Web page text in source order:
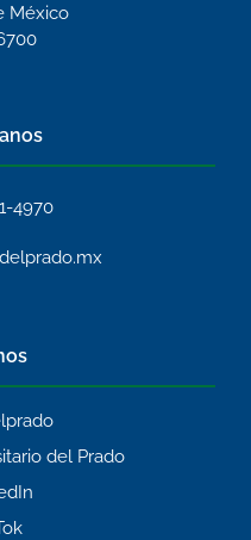
México
4970
del Prado